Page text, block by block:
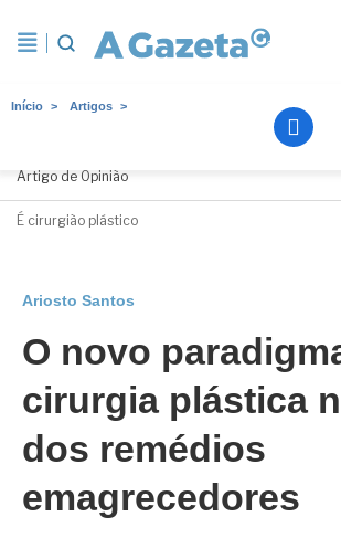
Início Artigos
Artigo de Opinião
É cirurgião plástico
Ariosto Santos
O novo
cirurgia plástica
dos remédios
emagrecedores